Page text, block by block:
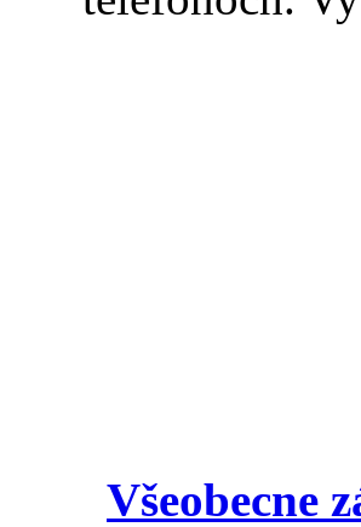
Všeobecne